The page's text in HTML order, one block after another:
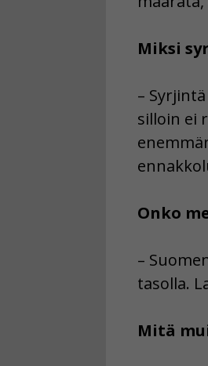
Miksi
–
silloin ei
Onko
–
tasolla.
Mitä